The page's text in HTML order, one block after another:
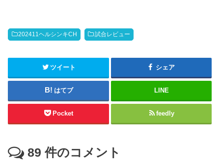
202411ヘルシンキCH 試合レビュー
ツイート シェア
はてブ LINE
Pocket feedly
89 件のコメント